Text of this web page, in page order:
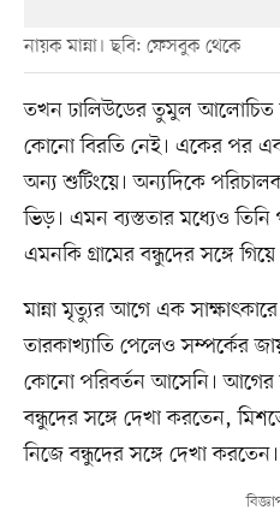
নায়ক মান্না। ছবি: ফেসবুক থেকে
তখন ঢালিউডের তুমুল আলোচিত
কোনো বিরতি নেই। একের পর
অন্য শুটিংয়ে। অন্যদিকে
ভিড়। এমন ব্যস্ততার মধ্যেও
এমনকি গ্রামের বন্ধুদের সঙ্গে
মান্না মৃত্যুর আগে এক
তারকাখ্যাতি পেলেও সম্পর্কের
কোনো পরিবর্তন আসেনি। আগের
বন্ধুদের সঙ্গে দেখা করতেন,
নিজে বন্ধুদের সঙ্গে দেখা করতেন।